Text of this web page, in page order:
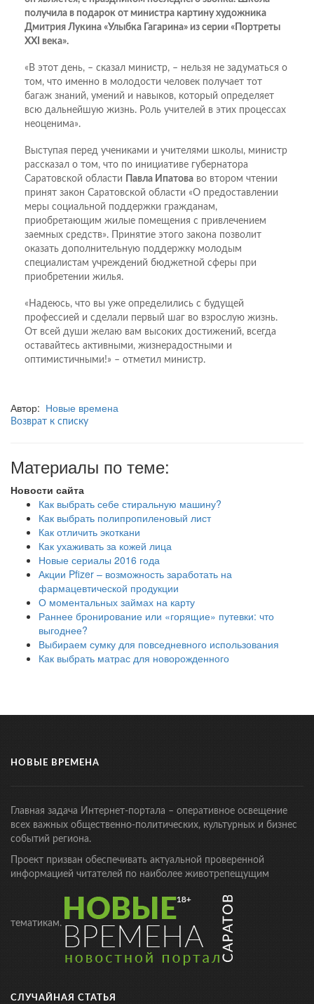
получила в подарок от министра картину художника
Дмитрия Лукина «Улыбка Гагарина» из серии «Портреты
XXI века».
«В этот день, – сказал министр, – нельзя не задуматься о
том, что именно в молодости человек получает тот
багаж знаний, умений и навыков, который определяет
всю дальнейшую жизнь. Роль учителей в этих процессах
неоценима».
Выступая перед учениками и учителями школы, министр
рассказал о том, что по инициативе губернатора
Саратовской области
Павла Ипатова во втором чтении
принят закон Саратовской области «О предоставлении
меры социальной поддержки гражданам,
приобретающим жилые помещения с привлечением
заемных средств». Принятие этого закона позволит
оказать дополнительную поддержку молодым
специалистам учреждений бюджетной сферы при
приобретении жилья.
«Надеюсь, что вы уже определились с будущей
профессией и сделали первый шаг во взрослую жизнь.
От всей души желаю вам высоких достижений, всегда
оставайтесь активными, жизнерадостными и
оптимистичными!» – отметил министр.
Автор: Новые времена
Возврат к списку
Материалы по теме:
Новости сайта
Как выбрать себе стиральную машину?
Как выбрать полипропиленовый лист
Как отличить экоткани
Как ухаживать за кожей лица
Новые сериалы 2016 года
Акции Pfizer – возможность заработать на
фармацевтической продукции
О моментальных займах на карту
Раннее бронирование или «горящие» путевки: что
выгоднее?
Выбираем сумку для повседневного использования
Как выбрать матрас для новорожденного
НОВЫЕ ВРЕМЕНА
Главная задача Интернет-портала – оперативное освещение
всех важных общественно-политических, культурных и бизнес
событий региона.
Проект призван обеспечивать актуальной проверенной
информацией читателей по наиболее животрепещущим
тематикам.
СЛУЧАЙНАЯ СТАТЬЯ